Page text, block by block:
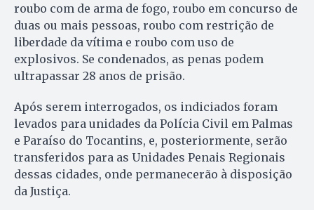
roubo com de arma de fogo, roubo em concurso de
duas ou mais pessoas, roubo com restrição de
liberdade da vítima e roubo com uso de
explosivos. Se condenados, as penas podem
ultrapassar 28 anos de prisão.
Após serem interrogados, os indiciados foram
levados para unidades da Polícia Civil em Palmas
e Paraíso do Tocantins, e, posteriormente, serão
transferidos para as Unidades Penais Regionais
dessas cidades, onde permanecerão à disposição
da Justiça.